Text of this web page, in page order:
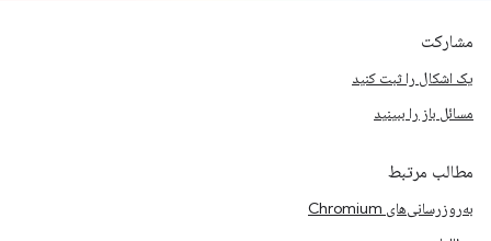
مشارکت
یک اشکال را ثبت کنید
مسائل باز را ببینید
مطالب مرتبط
به‌روزرسانی‌های Chromium